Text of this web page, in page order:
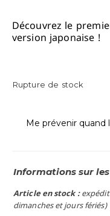
Découvrez le
version japonaise !
Rupture de stock
Me prévenir quand
Informations sur
Article en stock :
dimanches et jours fériés)